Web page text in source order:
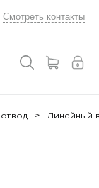
Смотреть контакты
Линейный